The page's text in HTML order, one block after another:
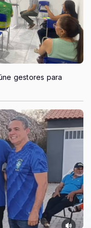
gestores para